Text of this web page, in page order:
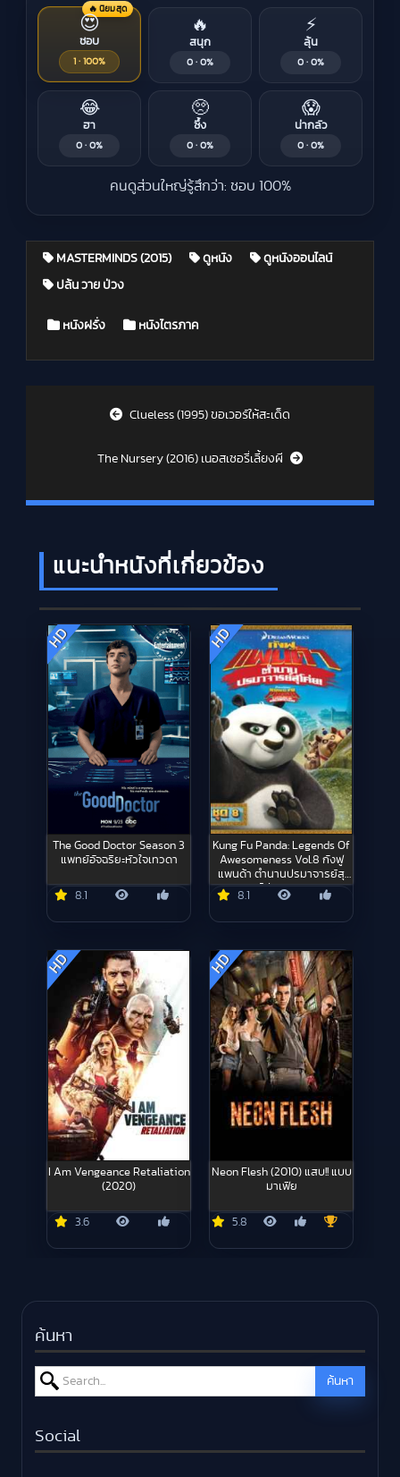
🔥 นิยมสุด
😍
ชอบ
1 · 100%
🔥
สนุก
0 · 0%
⚡
ลุ้น
0 · 0%
😂
ฮา
0 · 0%
🥺
ซึ้ง
0 · 0%
😱
น่ากลัว
0 · 0%
คนดูส่วนใหญ่รู้สึกว่า: ชอบ 100%
MASTERMINDS (2015) ดูหนัง ดูหนังออนไลน์
ปล้น วาย ป่วง
Posted in
หนังฝรั่ง หนังไตรภาค
Post navigation Clueless (1995) ขอเวอร์ให้สะเด็ด
The Nursery (2016) เนอสเซอรี่เลี้ยงผี
แนะนำหนังที่เกี่ยวข้อง
HD
The Good Doctor Season 3
แพทย์อัจฉริยะหัวใจเทวดา
8.1
HD
Kung Fu Panda: Legends Of
Awesomeness Vol.8 กังฟู
แพนด้า ตำนานปรมาจารย์สุ
โค่ย ชุด 8
8.1
HD
I Am Vengeance Retaliation
(2020)
3.6
HD
Neon Flesh (2010) แสบ!! แบบ
มาเฟีย
5.8
ค้นหา
Search for: ค้นหา
Social